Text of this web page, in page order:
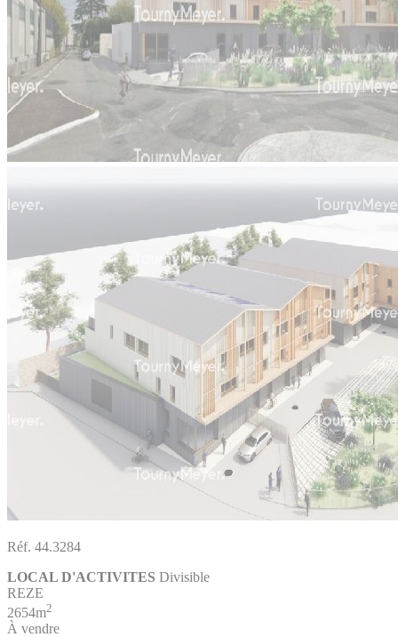
Réf. 44.3284
LOCAL D'ACTIVITES Divisible
REZE
2654m2
À vendre